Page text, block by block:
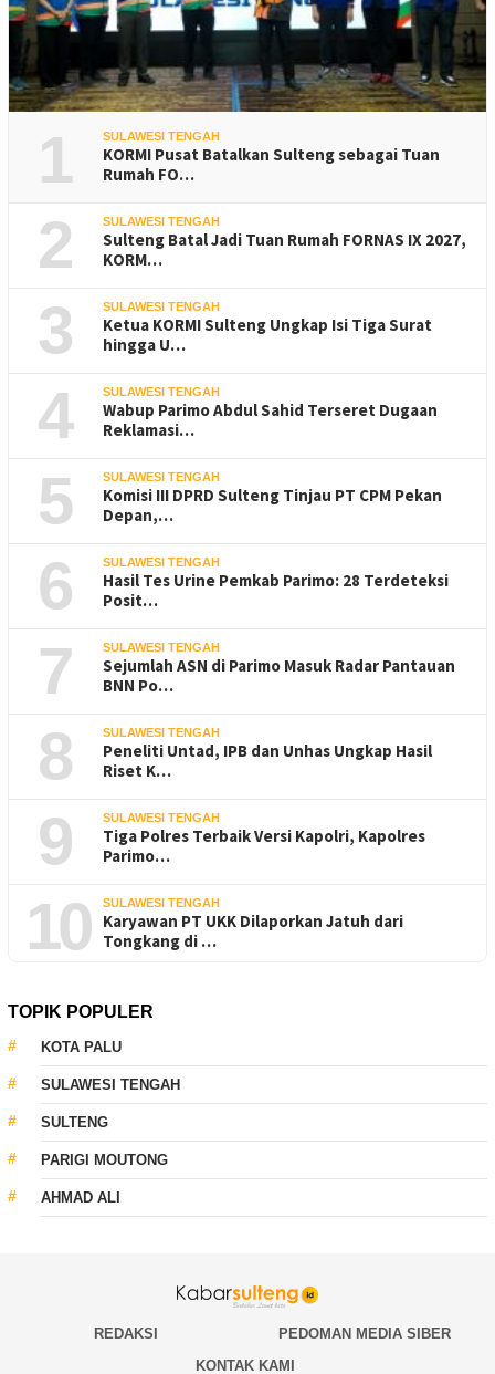
1 SULAWESI TENGAH
KORMI Pusat Batalkan Sulteng sebagai Tuan
Rumah FO…
2 SULAWESI TENGAH
Sulteng Batal Jadi Tuan Rumah FORNAS IX 2027,
KORM…
3 SULAWESI TENGAH
Ketua KORMI Sulteng Ungkap Isi Tiga Surat
hingga U…
4 SULAWESI TENGAH
Wabup Parimo Abdul Sahid Terseret Dugaan
Reklamasi…
5 SULAWESI TENGAH
Komisi III DPRD Sulteng Tinjau PT CPM Pekan
Depan,…
6 SULAWESI TENGAH
Hasil Tes Urine Pemkab Parimo: 28 Terdeteksi
Posit…
7 SULAWESI TENGAH
Sejumlah ASN di Parimo Masuk Radar Pantauan
BNN Po…
8 SULAWESI TENGAH
Peneliti Untad, IPB dan Unhas Ungkap Hasil
Riset K…
9 SULAWESI TENGAH
Tiga Polres Terbaik Versi Kapolri, Kapolres
Parimo…
10 SULAWESI TENGAH
Karyawan PT UKK Dilaporkan Jatuh dari
Tongkang di …
TOPIK POPULER
KOTA PALU
SULAWESI TENGAH
SULTENG
PARIGI MOUTONG
AHMAD ALI
REDAKSI
PEDOMAN MEDIA SIBER
KONTAK KAMI